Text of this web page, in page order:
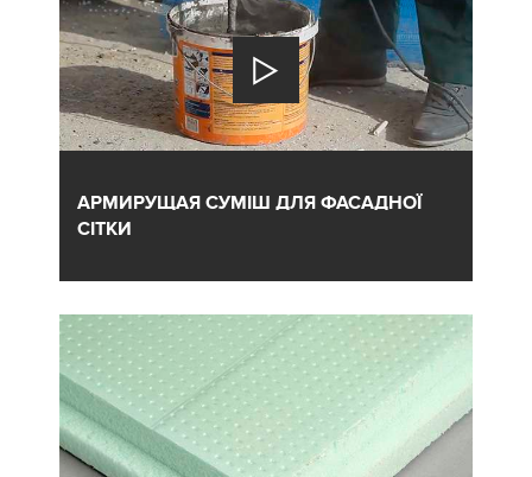
АРМИРУЩАЯ СУМІШ ДЛЯ ФАСАДНОЇ
СІТКИ